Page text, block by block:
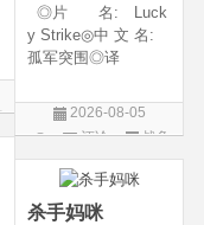
◎片 名: Luck
y Strike◎中 文 名:
孤军突围◎译
年 代: 2026◎
产 地: 美国◎
作 / 战争◎语 言:
英语◎上映日
2026-08-05
评论
战争
片
杀手妈咪